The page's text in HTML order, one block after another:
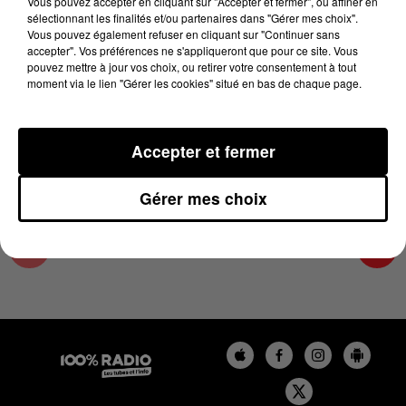
7 février 2025 - 1 min 13 sec
L'AGENDA DU TARN NORD DU 07/02/2025 À
13H36
L'AGENDA DU TARN NORD
sélectionnant les finalités et/ou partenaires dans "Gérer mes choix".
Vous pouvez également refuser en cliquant sur "Continuer sans
accepter". Vos préférences ne s'appliqueront que pour ce site. Vous
pouvez mettre à jour vos choix, ou retirer votre consentement à tout
moment via le lien "Gérer les cookies" situé en bas de chaque page.
Gérer mes choix
Accepter et fermer